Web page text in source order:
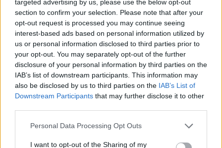
targeted advertising by us, please use the below opt-out
section to confirm your selection. Please note that after your
opt-out request is processed you may continue seeing
interest-based ads based on personal information utilized by
us or personal information disclosed to third parties prior to
your opt-out. You may separately opt-out of the further
disclosure of your personal information by third parties on the
IAB’s list of downstream participants. This information may
also be disclosed by us to third parties on the IAB’s List of
Downstream Participants that may further disclose it to other
Personal Data Processing Opt Outs
I want to opt-out of the Sharing of my
Hiershoppst du die Classic Kollektion von Rimowa.
Bilder: © Rimowa
Wenn man schon so einen tollen Koffer hat, sollte man
auch öfter verreisen. Inspiration für den nächsten Urlaub
findest duhier.
VERWANDTE ARTIKEL